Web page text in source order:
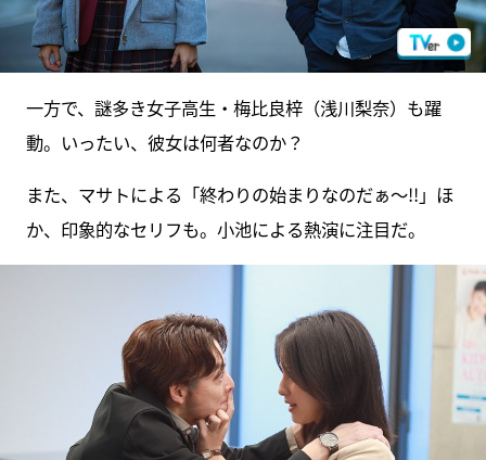
一方で、謎多き女子高生・梅比良梓（浅川梨奈）も躍
動。いったい、彼女は何者なのか？
また、マサトによる「終わりの始まりなのだぁ～!!」ほ
か、印象的なセリフも。小池による熱演に注目だ。